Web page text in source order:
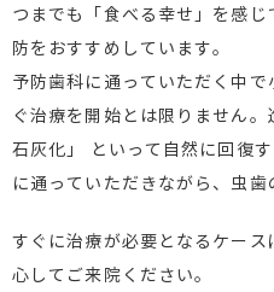
つまでも「食べる幸せ」を感
防をおすすめしています。
予防歯科に通っていただく中
ぐ治療を開始とは限りません
石灰化」 といって自然に回復
に通っていただきながら、虫歯
すぐに治療が必要となるケー
心してご来院ください。